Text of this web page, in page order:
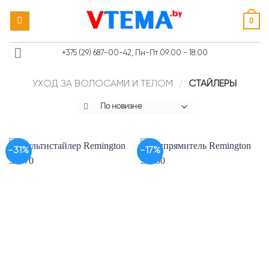
0
+375 (29) 687-00-42, Пн-Пт 09:00 - 18:00
УХОД ЗА ВОЛОСАМИ И ТЕЛОМ / СТАЙЛЕРЫ
-31% -17%